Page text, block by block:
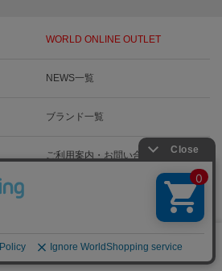
絞り込む
WORLD ONLINE OUTLET
NEWS一覧
ブランド一覧
ご利用案内・お問い合わせ